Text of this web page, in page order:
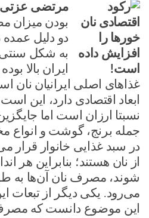
مرتضی عزتی
بودن میزان
دو دلیل عمده
به شکل
ایران بالا
غذا‌های اصلی ایرانیان نان
ابعاد اقتصادی دارد، این
نسبتا ارزان است اما
جمله برنج، گوشت و انواع
در سبد غذایی خانوار قرار
از نان هستند؛ بنابراین هر
شوند، مصرف نان آن‌ها به
می‌رود. یکی دیگر از تبعات
این موضوع دانست که